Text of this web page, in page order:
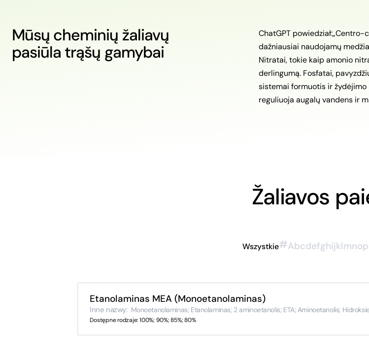
Mūsų cheminių žaliavų
pasiūla trąšų gamybai
ChatGPT
dažniausiai naudojamų
Nitratai, tokie kaip amonio
derlingumą. Fosfatai,
sistemai formuotis ir
reguliuoja augalų vandens ir
Žaliavos
Wszystkie#Abcdefghijklmnop
Etanolaminas MEA (Monoetanolaminas)
Inne nazwy: Monoetanolaminas; Etanolaminas; 2 aminoetanolis; ETA; Aminoetanolis;
Dostępne rodzaje: 100%; 90%; 85%; 80%